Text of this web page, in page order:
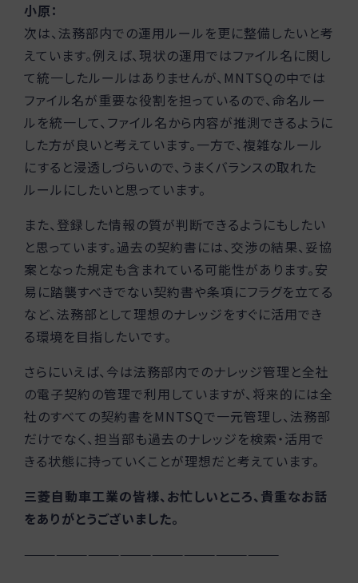
小原：
次は、法務部内での運用ルールを更に整備したいと考
えています。例えば、現状の運用ではファイル名に関し
て統一したルールはありませんが、MNTSQの中では
ファイル名が重要な役割を担っているので、命名ルー
ルを統一して、ファイル名から内容が推測できるように
した方が良いと考えています。一方で、複雑なルール
にすると浸透しづらいので、うまくバランスの取れた
ルールにしたいと思っています。
また、登録した情報の質が判断できるようにもしたい
と思っています。過去の契約書には、交渉の結果、妥協
案となった規定も含まれている可能性があります。安
易に踏襲すべきでない契約書や条項にフラグを立てる
など、法務部として理想のナレッジをすぐに活用でき
る環境を目指したいです。
さらにいえば、今は法務部内でのナレッジ管理と全社
の電子契約の管理で利用していますが、将来的には全
社のすべての契約書をMNTSQで一元管理し、法務部
だけでなく、担当部も過去のナレッジを検索・活用で
きる状態に持っていくことが理想だと考えています。
三菱自動車工業の皆様、お忙しいところ、貴重なお話
をありがとうございました。
————————————————————————